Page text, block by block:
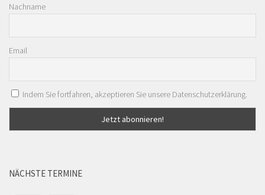
Nachname
Email
Indem Sie fortfahren, akzeptieren Sie unsere Datenschutzerklärung.
NÄCHSTE TERMINE